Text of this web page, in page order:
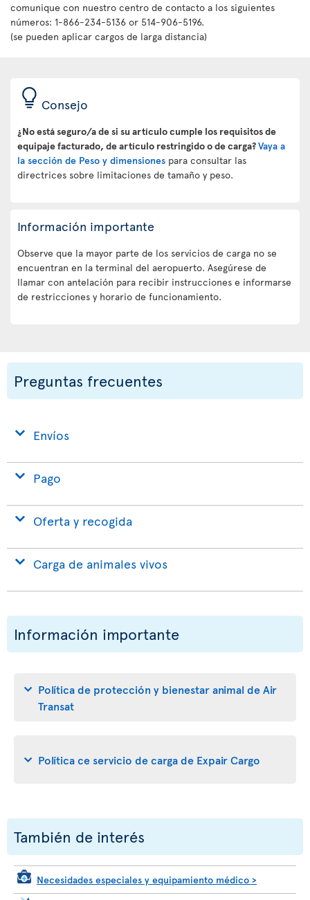
comunique con nuestro centro de contacto a los siguientes
números: 1-866-234-5136 or 514-906-5196.
(se pueden aplicar cargos de larga distancia)
Consejo
¿No está seguro/a de si su artículo cumple los requisitos de
equipaje facturado, de artículo restringido o de carga?Vaya a
la sección de Peso y dimensiones para consultar las
directrices sobre limitaciones de tamaño y peso.
Información importante
Observe que la mayor parte de los servicios de carga no se
encuentran en la terminal del aeropuerto. Asegúrese de
llamar con antelación para recibir instrucciones e informarse
de restricciones y horario de funcionamiento.
Preguntas frecuentes
Envíos
Pago
Oferta y recogida
Carga de animales vivos
Información importante
Política de protección y bienestar animal de Air
Transat
Política ce servicio de carga de Expair Cargo
También de interés
Necesidades especiales y equipamiento médico >